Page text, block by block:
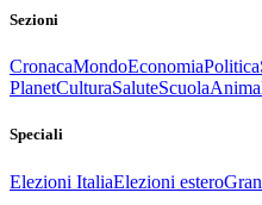
Sezioni
CronacaMondoEconomiaPolitica
PlanetCulturaSaluteScuola
Speciali
Elezioni ItaliaElezioni estero